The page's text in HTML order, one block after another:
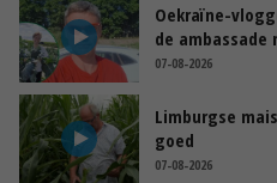
Oekraïne-
de ambassade
07-08-2026
Limburgse
goed
07-08-2026